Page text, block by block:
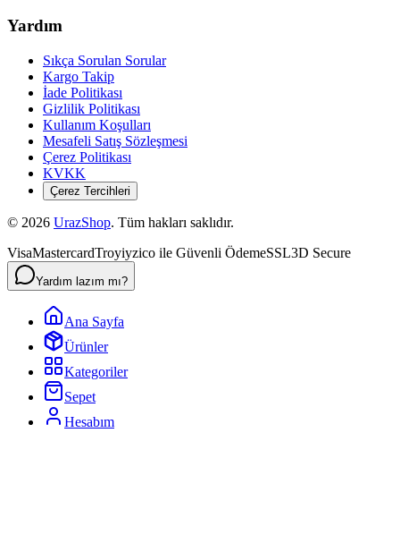
Yardım
Sıkça Sorulan Sorular
Kargo Takip
İade Politikası
Gizlilik Politikası
Kullanım Koşulları
Mesafeli Satış Sözleşmesi
Çerez Politikası
KVKK
Çerez Tercihleri
© 2026 UrazShop. Tüm hakları saklıdır.
VisaMastercardTroyiyzico ile Güvenli ÖdemeSSL3D Secure
Yardım lazım mı?
Ana Sayfa
Ürünler
Kategoriler
Sepet
Hesabım